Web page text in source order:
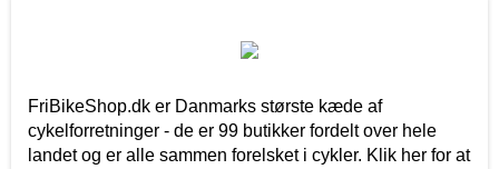
FriBikeShop.dk er Danmarks største kæde af
cykelforretninger - de er 99 butikker fordelt over hele
landet og er alle sammen forelsket i cykler. Klik her for at